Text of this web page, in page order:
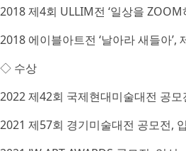
2018 제4회 ULLIM전 ‘일상을 ZOOM
2018 에이블아트전 ‘날아라 새들아
◇ 수상
2022 제42회 국제현대미술대전 공모
2021 제57회 경기미술대전 공모전,